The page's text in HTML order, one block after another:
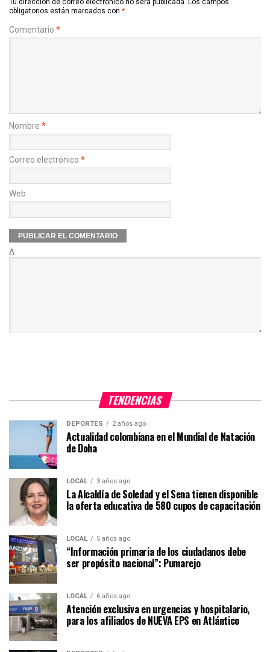
Tu dirección de correo electrónico no será publicada. Los campos
obligatorios están marcados con *
Comentario *
Nombre *
Correo electrónico *
Web
Δ
TENDENCIAS
DEPORTES 2 años ago
Actualidad colombiana en el Mundial de Natación
de Doha
LOCAL 3 años ago
La Alcaldía de Soledad y el Sena tienen disponible
la oferta educativa de 580 cupos de capacitación
LOCAL 5 años ago
“Información primaria de los ciudadanos debe
ser propósito nacional”: Pumarejo
LOCAL 6 años ago
Atención exclusiva en urgencias y hospitalario,
para los afiliados de NUEVA EPS en Atlántico